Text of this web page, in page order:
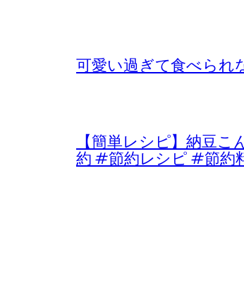
可愛い過ぎて食べられ
【簡単レシピ】納豆
約 #節約レシピ #節約